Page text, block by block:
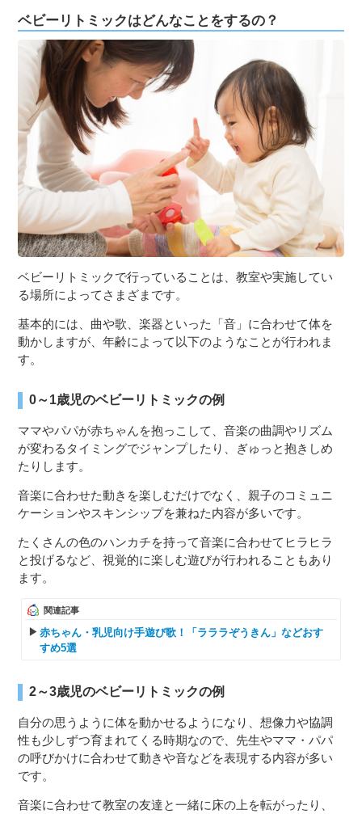
ベビーリトミックはどんなことをするの？
ベビーリトミックで行っていることは、教室や実施してい
る場所によってさまざまです。
基本的には、曲や歌、楽器といった「音」に合わせて体を
動かしますが、年齢によって以下のようなことが行われま
す。
0～1歳児のベビーリトミックの例
ママやパパが赤ちゃんを抱っこして、音楽の曲調やリズム
が変わるタイミングでジャンプしたり、ぎゅっと抱きしめ
たりします。
音楽に合わせた動きを楽しむだけでなく、親子のコミュニ
ケーションやスキンシップを兼ねた内容が多いです。
たくさんの色のハンカチを持って音楽に合わせてヒラヒラ
と投げるなど、視覚的に楽しむ遊びが行われることもあり
ます。
関連記事
赤ちゃん・乳児向け手遊び歌！「ラララぞうきん」などおす
すめ5選
2～3歳児のベビーリトミックの例
自分の思うように体を動かせるようになり、想像力や協調
性も少しずつ育まれてくる時期なので、先生やママ・パパ
の呼びかけに合わせて動きや音などを表現する内容が多い
です。
音楽に合わせて教室の友達と一緒に床の上を転がったり、